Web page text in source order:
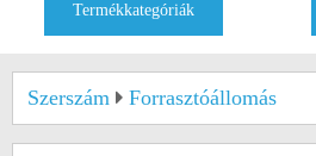
Termékkategóriák
Szerszám Forrasztóállomás